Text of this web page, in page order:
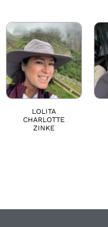
LOLITA
CHARLOTTE
ZINKE